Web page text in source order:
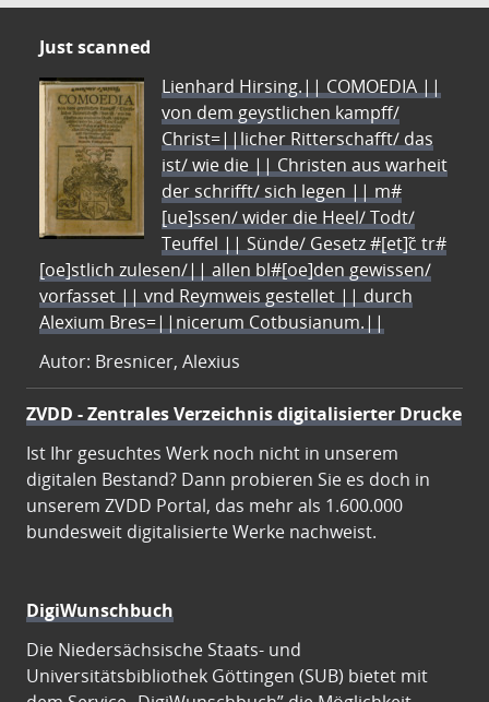
Just scanned
Lienhard Hirsing.|| COMOEDIA ||
von dem geystlichen kampff/
Christ=||licher Ritterschafft/ das
ist/ wie die || Christen aus warheit
der schrifft/ sich legen || m#
[ue]ssen/ wider die Heel/ Todt/
Teuffel || Sünde/ Gesetz #[et]c̃ tr#
[oe]stlich zulesen/|| allen bl#[oe]den gewissen/
vorfasset || vnd Reymweis gestellet || durch
Alexium Bres=||nicerum Cotbusianum.||
Autor: Bresnicer, Alexius
ZVDD - Zentrales Verzeichnis digitalisierter Drucke
Ist Ihr gesuchtes Werk noch nicht in unserem
digitalen Bestand? Dann probieren Sie es doch in
unserem ZVDD Portal, das mehr als 1.600.000
bundesweit digitalisierte Werke nachweist.
DigiWunschbuch
Die Niedersächsische Staats- und
Universitätsbibliothek Göttingen (SUB) bietet mit